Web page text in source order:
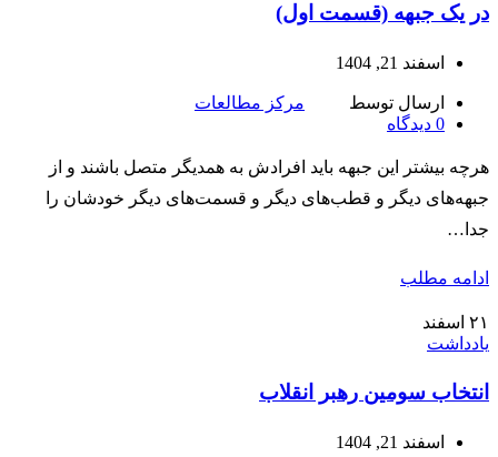
در یک جبهه (قسمت اول)
اسفند 21, 1404
ارسال توسط
مرکز مطالعات
0 دیدگاه
هرچه بیشتر این جبهه باید افرادش به همدیگر متصل باشند و از
جبهه‌های دیگر و قطب‌های دیگر و قسمت‌های دیگر خودشان را
جدا…
ادامه مطلب
۲۱ اسفند
یادداشت
انتخاب سومین رهبر انقلاب
اسفند 21, 1404